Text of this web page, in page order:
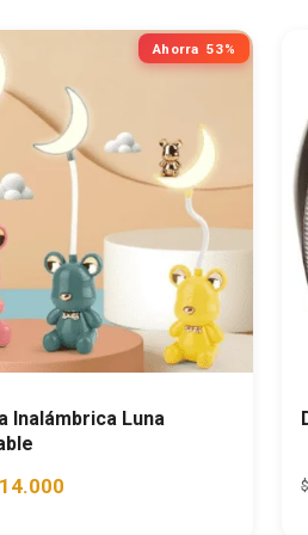
Ahorra 53%
Inalámbrica Luna
price was: $29.800.
14.000 $